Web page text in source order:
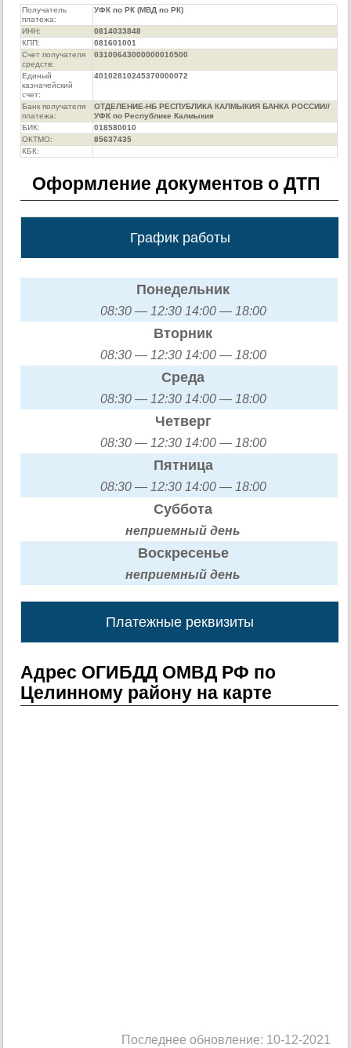
Получатель
платежа:
УФК по РК (МВД по РК)
ИНН:
0814033848
КПП:
081601001
Счет получателя
средств:
03100643000000010500
Единый
казначейский
счет:
40102810245370000072
Банк получателя
платежа:
ОТДЕЛЕНИЕ-НБ РЕСПУБЛИКА КАЛМЫКИЯ БАНКА РОССИИ//
УФК по Республике Калмыкия
БИК:
018580010
ОКТМО:
85637435
КБК:
Оформление документов о ДТП
График работы
Понедельник
08:30 — 12:30 14:00 — 18:00
Вторник
08:30 — 12:30 14:00 — 18:00
Среда
08:30 — 12:30 14:00 — 18:00
Четверг
08:30 — 12:30 14:00 — 18:00
Пятница
08:30 — 12:30 14:00 — 18:00
Суббота
неприемный день
Воскресенье
неприемный день
Платежные реквизиты
Адрес ОГИБДД ОМВД РФ по
Целинному району на карте
Последнее обновление: 10-12-2021